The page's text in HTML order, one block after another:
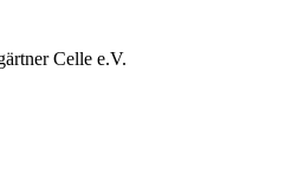
Celle e.V.